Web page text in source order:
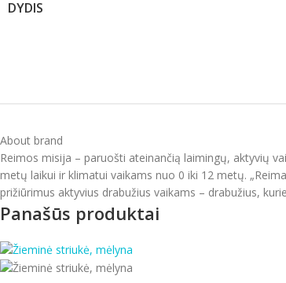
DYDIS
About brand
Reimos misija – paruošti ateinančią laimingų, aktyvių
metų laikui ir klimatui vaikams nuo 0 iki 12 metų.
prižiūrimus aktyvius drabužius vaikams – drabužius,
Panašūs produktai